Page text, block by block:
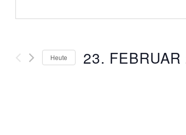
Heute 23.